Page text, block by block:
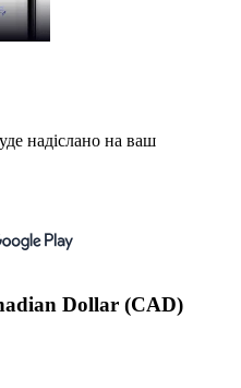
надіслано на ваш
Dollar (CAD)